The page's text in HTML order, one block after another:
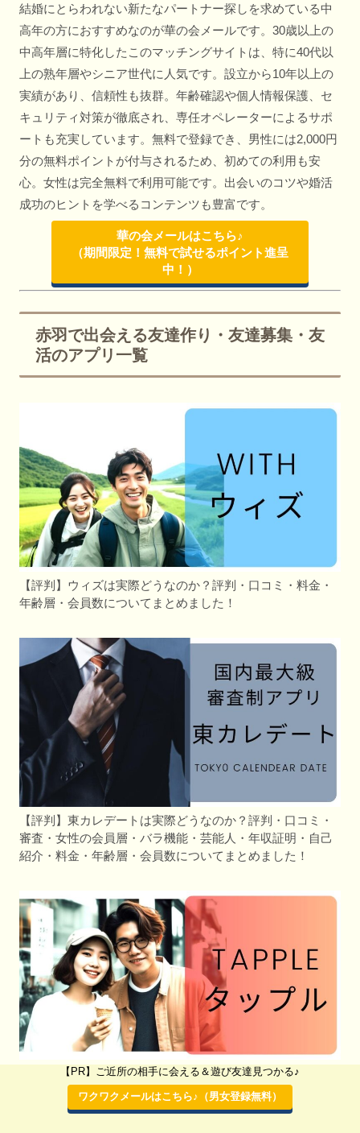
結婚にとらわれない新たなパートナー探しを求めている中
高年の方におすすめなのが華の会メールです。30歳以上の
中高年層に特化したこのマッチングサイトは、特に40代以
上の熟年層やシニア世代に人気です。設立から10年以上の
実績があり、信頼性も抜群。年齢確認や個人情報保護、セ
キュリティ対策が徹底され、専任オペレーターによるサポ
ートも充実しています。無料で登録でき、男性には2,000円
分の無料ポイントが付与されるため、初めての利用も安
心。女性は完全無料で利用可能です。出会いのコツや婚活
成功のヒントを学べるコンテンツも豊富です。
華の会メールはこちら♪
（期間限定！無料で試せるポイント進呈
中！）
赤羽で出会える友達作り・友達募集・友
活のアプリ一覧
【評判】ウィズは実際どうなのか？評判・口コミ・料金・
年齢層・会員数についてまとめました！
【評判】東カレデートは実際どうなのか？評判・口コミ・
審査・女性の会員層・バラ機能・芸能人・年収証明・自己
紹介・料金・年齢層・会員数についてまとめました！
【評判】タップル（tapple）は実際どうなのか？評判・口コ
ミ・料金・年齢層・会員数についてまとめました！
【PR】ご近所の相手に会える＆遊び友達見つかる♪
ワクワクメールはこちら♪（男女登録無料）